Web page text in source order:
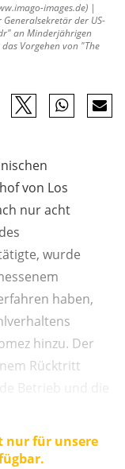
images.de) |
der US-
an Minderjährigen
Vorgehen von "The
von Los
nur acht
wurde
haben,
hinzu. Der
Rücktritt
Betrieb und die
nur für unsere